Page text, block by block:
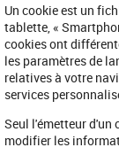
Un cookie est un
tablette, «
cookies ont
les paramètres de
relatives à votre
services
Seul l'émetteur d'un
modifier les